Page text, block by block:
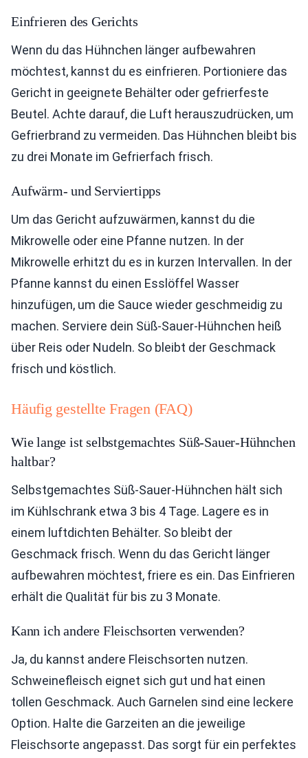
Einfrieren des Gerichts
Wenn du das Hühnchen länger aufbewahren
möchtest, kannst du es einfrieren. Portioniere das
Gericht in geeignete Behälter oder gefrierfeste
Beutel. Achte darauf, die Luft herauszudrücken, um
Gefrierbrand zu vermeiden. Das Hühnchen bleibt bis
zu drei Monate im Gefrierfach frisch.
Aufwärm- und Serviertipps
Um das Gericht aufzuwärmen, kannst du die
Mikrowelle oder eine Pfanne nutzen. In der
Mikrowelle erhitzt du es in kurzen Intervallen. In der
Pfanne kannst du einen Esslöffel Wasser
hinzufügen, um die Sauce wieder geschmeidig zu
machen. Serviere dein Süß-Sauer-Hühnchen heiß
über Reis oder Nudeln. So bleibt der Geschmack
frisch und köstlich.
Häufig gestellte Fragen (FAQ)
Wie lange ist selbstgemachtes Süß-Sauer-Hühnchen
haltbar?
Selbstgemachtes Süß-Sauer-Hühnchen hält sich
im Kühlschrank etwa 3 bis 4 Tage. Lagere es in
einem luftdichten Behälter. So bleibt der
Geschmack frisch. Wenn du das Gericht länger
aufbewahren möchtest, friere es ein. Das Einfrieren
erhält die Qualität für bis zu 3 Monate.
Kann ich andere Fleischsorten verwenden?
Ja, du kannst andere Fleischsorten nutzen.
Schweinefleisch eignet sich gut und hat einen
tollen Geschmack. Auch Garnelen sind eine leckere
Option. Halte die Garzeiten an die jeweilige
Fleischsorte angepasst. Das sorgt für ein perfektes